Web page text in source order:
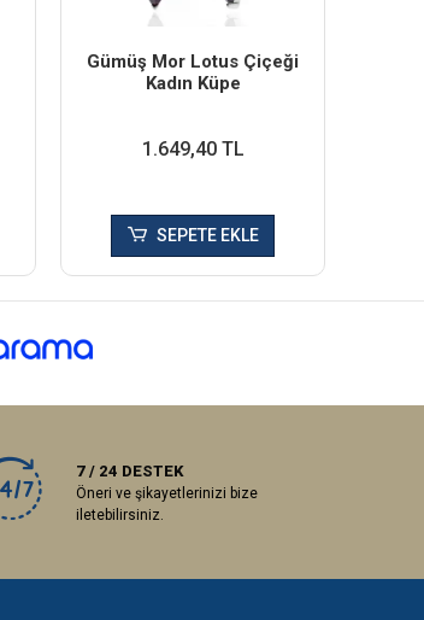
Gümüş Mor Lotus Çiçeği
Kadın Küpe
1.649,40 TL
SEPETE EKLE
7 / 24 DESTEK
Öneri ve şikayetlerinizi bize
iletebilirsiniz.